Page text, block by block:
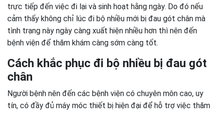
trực tiếp đến việc đi lại và sinh hoạt hằng ngày. Do đó nếu
cảm thấy không chỉ lúc đi bộ nhiều mới bị đau gót chân mà
tình trạng này ngày càng xuất hiện nhiều hơn thì nên đến
bệnh viện để thăm khám càng sớm càng tốt.
Cách khắc phục đi bộ nhiều bị đau gót
chân
Người bệnh nên đến các bệnh viện có chuyên môn cao, uy
tín, có đầy đủ máy móc thiết bị hiện đại để hỗ trợ việc thăm